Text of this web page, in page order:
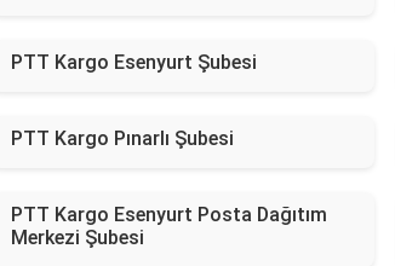
PTT Kargo Esenyurt Şubesi
PTT Kargo Pınarlı Şubesi
PTT Kargo Esenyurt Posta Dağıtım
Merkezi Şubesi